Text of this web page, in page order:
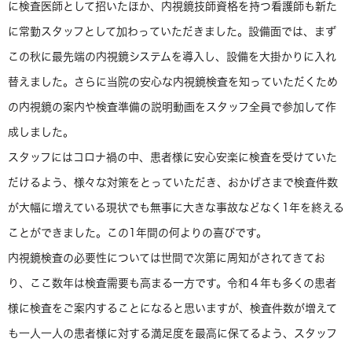
に検査医師として招いたほか、内視鏡技師資格を持つ看護師も新た
に常勤スタッフとして加わっていただきました。設備面では、まず
この秋に最先端の内視鏡システムを導入し、設備を大掛かりに入れ
替えました。さらに当院の安心な内視鏡検査を知っていただくため
の内視鏡の案内や検査準備の説明動画をスタッフ全員で参加して作
成しました。
スタッフにはコロナ禍の中、患者様に安心安楽に検査を受けていた
だけるよう、様々な対策をとっていただき、おかげさまで検査件数
が大幅に増えている現状でも無事に大きな事故などなく1年を終える
ことができました。この1年間の何よりの喜びです。
内視鏡検査の必要性については世間で次第に周知がされてきてお
り、ここ数年は検査需要も高まる一方です。令和４年も多くの患者
様に検査をご案内することになると思いますが、検査件数が増えて
も一人一人の患者様に対する満足度を最高に保てるよう、スタッフ